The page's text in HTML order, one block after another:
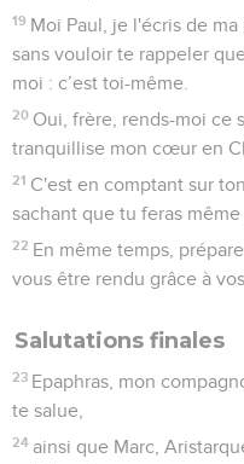
19 Moi Paul, je l'écris de
sans vouloir te rappeler
moi : c’est toi-même.
20 Oui, frère, rends-moi ce
tranquillise mon cœur en
21 C'est en comptant sur
sachant que tu feras
22 En même temps,
vous être rendu grâce à
Salutations finales
23 Epaphras, mon
te salue,
24 ainsi que Marc,